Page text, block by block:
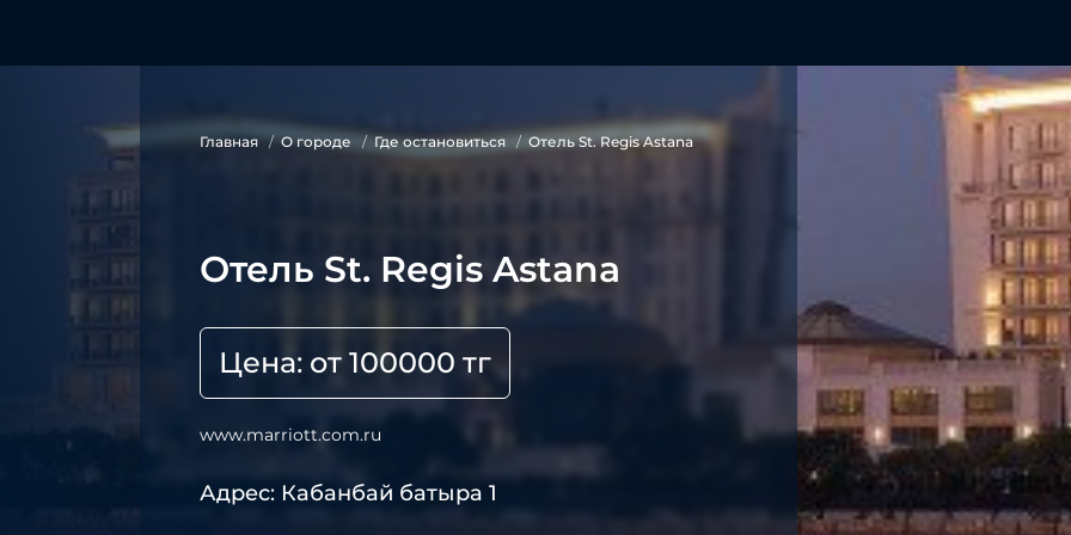
Главная О городе Где остановиться Отель St. Regis Astana
Отель St. Regis Astana
Цена: от 100000 тг
www.marriott.com.ru
Адрес: Кабанбай батыра 1